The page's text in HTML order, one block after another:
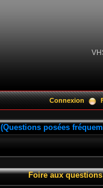
Connexion
posées
Foire aux